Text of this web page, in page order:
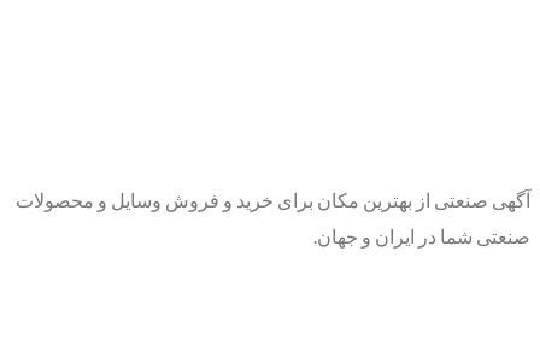
آگهی صنعتی از بهترین مکان برای خرید و فروش وسایل و محصولات
صنعتی شما در ایران و جهان.